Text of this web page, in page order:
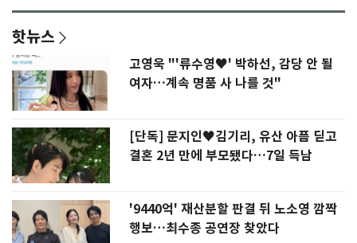
핫뉴스
고영욱 "'류수영♥' 박하선, 감당 안 될
여자…계속 명품 사 나를 것"
[단독] 문지인♥김기리, 유산 아픔 딛고
결혼 2년 만에 부모됐다…7일 득남
'9440억' 재산분할 판결 뒤 노소영 깜짝
행보…최수종 공연장 찾았다